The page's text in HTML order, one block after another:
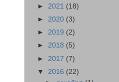
► 2021 (18)
► 2020 (3)
► 2019 (2)
► 2018 (5)
► 2017 (7)
▼ 2016 (22)